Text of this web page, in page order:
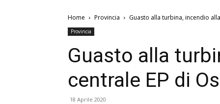
Home Provincia Guasto alla turbina, incendio
Provincia
Guasto alla
centrale EP di
18 Aprile 2020